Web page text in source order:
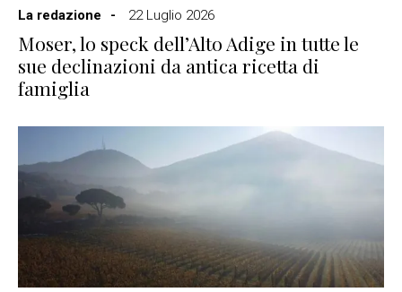
La redazione
22 Luglio 2026
Moser, lo speck dell’Alto Adige in tutte le
sue declinazioni da antica ricetta di
famiglia